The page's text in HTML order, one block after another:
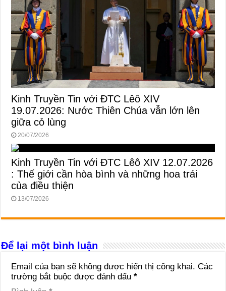
Kinh Truyền Tin với ĐTC Lêô XIV
19.07.2026: Nước Thiên Chúa vẫn lớn lên
giữa cỏ lùng
20/07/2026
Kinh Truyền Tin với ĐTC Lêô XIV 12.07.2026
: Thế giới cần hòa bình và những hoa trái
của điều thiện
13/07/2026
Để lại một bình luận
Email của bạn sẽ không được hiển thị công khai. Các
trường bắt buộc được đánh dấu*